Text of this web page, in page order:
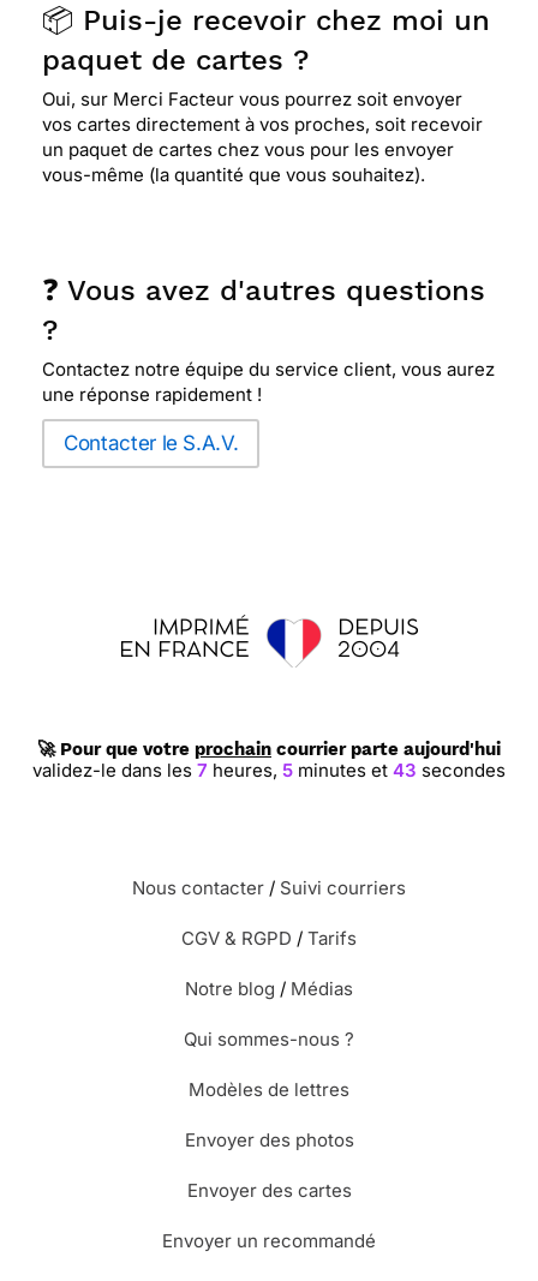
📦 Puis-je recevoir chez moi un
paquet de cartes ?
Oui, sur Merci Facteur vous pourrez soit envoyer
vos cartes directement à vos proches, soit recevoir
un paquet de cartes chez vous pour les envoyer
vous-même (la quantité que vous souhaitez).
❓ Vous avez d'autres questions
?
Contactez notre équipe du service client, vous aurez
une réponse rapidement !
Contacter le S.A.V.
🚀 Pour que votre prochain courrier parte aujourd'hui
validez-le dans les7 heures,5 minutes et42 secondes
Nous contacter / Suivi courriers
CGV & RGPD / Tarifs
Notre blog / Médias
Qui sommes-nous ?
Modèles de lettres
Envoyer des photos
Envoyer des cartes
Envoyer un recommandé